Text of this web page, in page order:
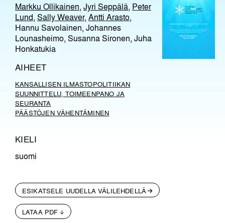
Markku Ollikainen, Jyri Seppälä, Peter
Lund, Sally Weaver, Antti Arasto,
Hannu Savolainen, Johannes
Lounasheimo, Susanna Sironen, Juha
Honkatukia
AIHEET
KANSALLISEN ILMASTOPOLITIIKAN
SUUNNITTELU, TOIMEENPANO JA
SEURANTA
PÄÄSTÖJEN VÄHENTÄMINEN
KIELI
suomi
ESIKATSELE UUDELLA VÄLILEHDELLÄ
LATAA PDF